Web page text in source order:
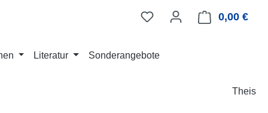
0,00 €
Literatur Sonderangebote
Theis